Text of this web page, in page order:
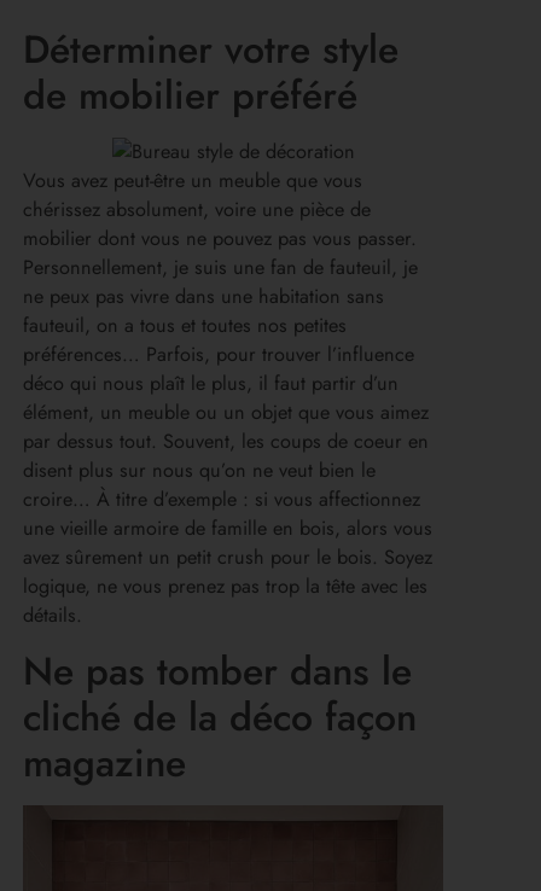
Déterminer votre style
de mobilier préféré
Vous avez peut-être un meuble que vous
chérissez absolument, voire une pièce de
mobilier dont vous ne pouvez pas vous passer.
Personnellement, je suis une fan de fauteuil, je
ne peux pas vivre dans une habitation sans
fauteuil, on a tous et toutes nos petites
préférences… Parfois, pour trouver l’influence
déco qui nous plaît le plus, il faut partir d’un
élément, un meuble ou un objet que vous aimez
par dessus tout. Souvent, les coups de coeur en
disent plus sur nous qu’on ne veut bien le
croire… À titre d’exemple : si vous affectionnez
une vieille armoire de famille en bois, alors vous
avez sûrement un petit crush pour le bois. Soyez
logique, ne vous prenez pas trop la tête avec les
détails.
Ne pas tomber dans le
cliché de la déco façon
magazine